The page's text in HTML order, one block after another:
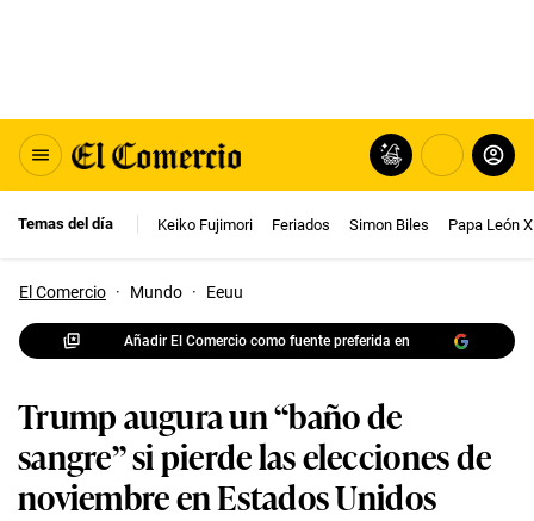
Temas del día Keiko Fujimori Feriados Simon Biles Papa León
El Comercio · Mundo · Eeuu
Añadir El Comercio como fuente preferida en
Trump augura un “baño de
sangre” si pierde las elecciones de
noviembre en Estados Unidos